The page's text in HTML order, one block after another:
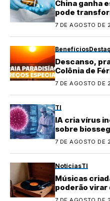
China ganha
pode
7 DE AGOSTO DE
Benefícios
Descanso,
Colônia de
7 DE AGOSTO DE
TI
IA cria vírus
sobre
7 DE AGOSTO DE
NotíciasTI
Músicas
poderão virar